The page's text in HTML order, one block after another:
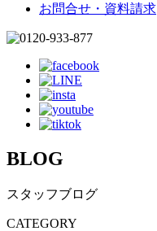
お問合せ・資料請求
BLOG
スタッフブログ
CATEGORY